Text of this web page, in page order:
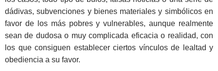
dádivas, subvenciones y bienes materiales y simbólicos en
favor de los más pobres y vulnerables, aunque realmente
sean de dudosa o muy complicada eficacia o realidad, con
los que consiguen establecer ciertos vínculos de lealtad y
obediencia a su favor.